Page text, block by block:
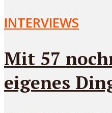
INTERVIEWS
Mit 57
eigenes